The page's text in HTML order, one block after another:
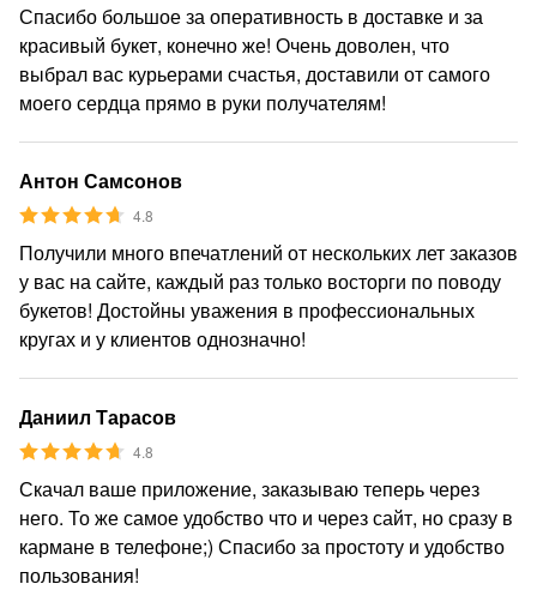
Спасибо большое за оперативность в доставке и за
красивый букет, конечно же! Очень доволен, что
выбрал вас курьерами счастья, доставили от самого
моего сердца прямо в руки получателям!
Антон Самсонов
4.8
Получили много впечатлений от нескольких лет заказов
у вас на сайте, каждый раз только восторги по поводу
букетов! Достойны уважения в профессиональных
кругах и у клиентов однозначно!
Даниил Тарасов
4.8
Скачал ваше приложение, заказываю теперь через
него. То же самое удобство что и через сайт, но сразу в
кармане в телефоне;) Спасибо за простоту и удобство
пользования!